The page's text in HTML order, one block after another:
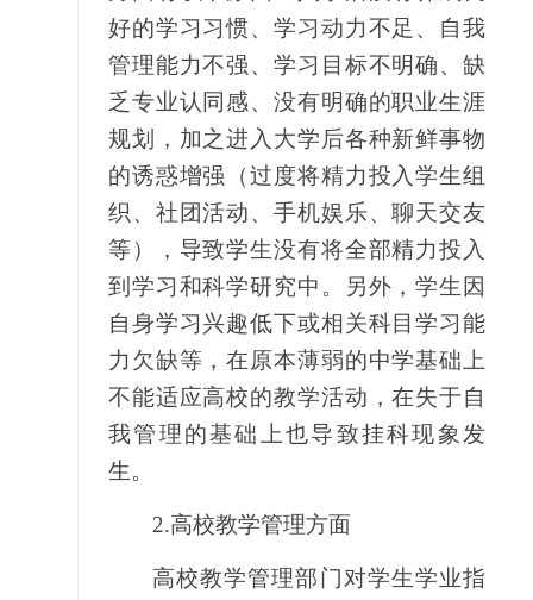
好的学习习惯、学习动力不足、自我
管理能力不强、学习目标不明确、缺
乏专业认同感、没有明确的职业生涯
规划，加之进入大学后各种新鲜事物
的诱惑增强（过度将精力投入学生组
织、社团活动、手机娱乐、聊天交友
等），导致学生没有将全部精力投入
到学习和科学研究中。另外，学生因
自身学习兴趣低下或相关科目学习能
力欠缺等，在原本薄弱的中学基础上
不能适应高校的教学活动，在失于自
我管理的基础上也导致挂科现象发
生。
2.高校教学管理方面
高校教学管理部门对学生学业指